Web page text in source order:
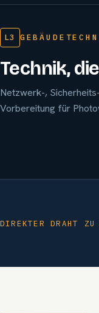
L3
Technik,
Netzwerk-,
Vorbereitung für
DIREKTER DRAHT ZU